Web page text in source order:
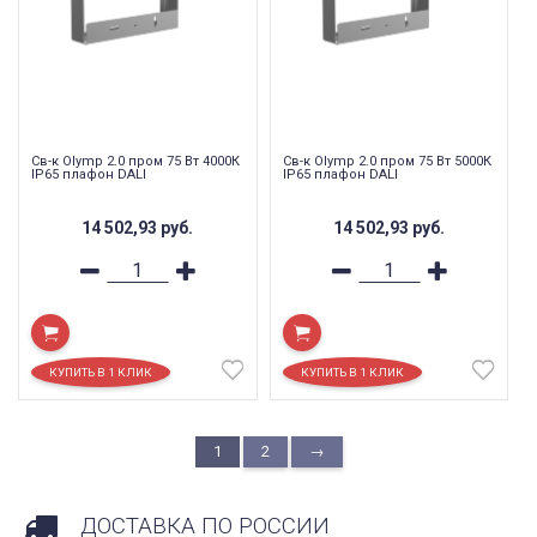
Св-к Olymp 2.0 пром 75 Вт 4000К
IP65 плафон DALI
14 502,93 руб.
Св-к Olymp 2.0 пром 75 Вт 5000К
IP65 плафон DALI
14 502,93 руб.
1 2 →
ДОСТАВКА ПО РОССИИ